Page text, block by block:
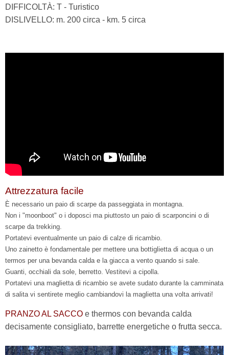
DIFFICOLTÀ: T - Turistico
DISLIVELLO: m. 200 circa - km. 5 circa
Attrezzatura facile
È necessario un paio di scarpe da passeggiata in montagna.
Non i "moonboot" o i doposci ma piuttosto un paio di scarponcini o di
scarpe da trekking.
Portatevi eventualmente un paio di calze di ricambio.
Uno zainetto è fondamentale per mettere una bottiglietta di acqua o un
termos per una bevanda calda e la giacca a vento quando si sale.
Guanti, occhiali da sole, berretto. Vestitevi a cipolla.
Portatevi una maglietta di ricambio se avete sudato durante la camminata
di salita vi sentirete meglio cambiandovi la maglietta una volta arrivati!
PRANZO AL SACCO e thermos con bevanda calda
decisamente consigliato, barrette energetiche o frutta secca.